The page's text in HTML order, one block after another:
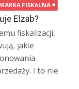
FISKALNA
Elzab?
fiskalizacji,
jakie
I to nie